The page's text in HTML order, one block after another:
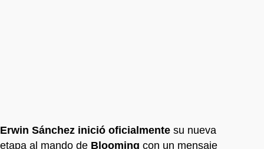
Erwin Sánchez inició oficialmente su nueva
etapa al mando de Blooming con un mensaje